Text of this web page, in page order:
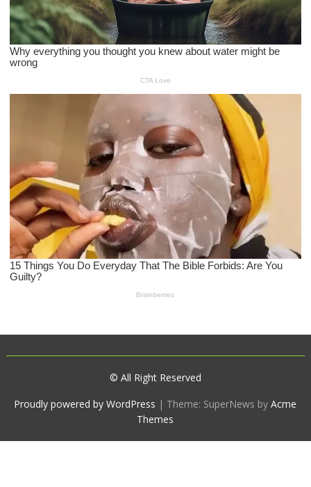
© All Right Reserved
Proudly powered by WordPress | Theme: SuperNews byAcme
Themes